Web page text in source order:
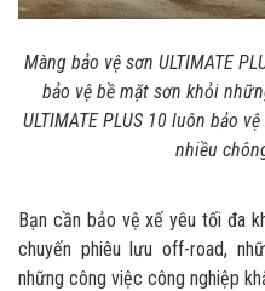
Màng bảo vệ sơn ULTIMATE
bảo vệ bề mặt sơn khỏi
ULTIMATE PLUS 10 luôn bảo
nhiều
Bạn cần bảo vệ xế yêu tối đa
chuyến phiêu lưu off-road,
những công việc công nghiệp